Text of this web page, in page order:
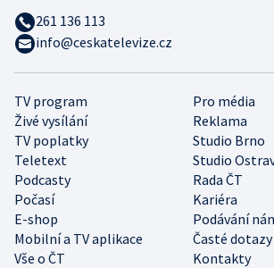
TV program
Pro média
Živé vysílání
Reklama
TV poplatky
Studio Brno
Teletext
Studio
Podcasty
Rada ČT
Počasí
Kariéra
E-shop
Podávání
Mobilní a TV aplikace
Časté dotazy
Vše o ČT
Kontakty
261 136 113
info@ceskatelevize.cz